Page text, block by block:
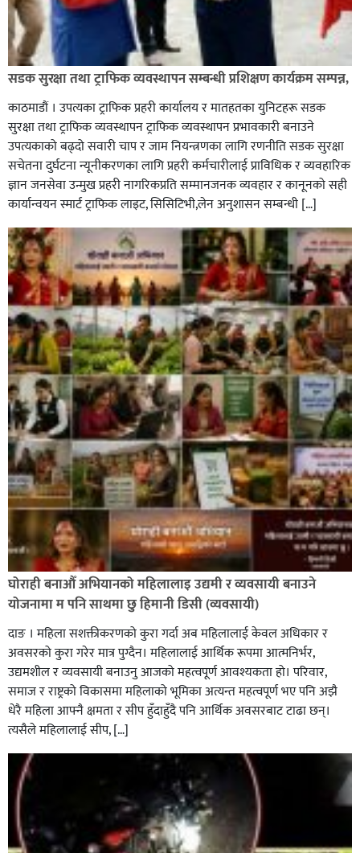
ग्यासमा कालोबजारी गरेको जनगुनासो गरेपछि जिल्लाका
सबैजसो डिलरमा प्रशासनले अनुगमन
कपिलवस्तु र अर्घाखाँचीको सिमानाका शिव भाइरल पहाड
लुम्बिनीको नयाँ पर्यटकीय हब बन्दै,
सडक सुरक्षा तथा ट्राफिक व्यवस्थापन सम्बन्धी प्रशिक्षण कार्यक्रम सम्पन्न,
काठमाडौं । उपत्यका ट्राफिक प्रहरी कार्यालय र मातहतका युनिटहरू सडक
सुरक्षा तथा ट्राफिक व्यवस्थापन ट्राफिक व्यवस्थापन प्रभावकारी बनाउने
उपत्यकाको बढ्दो सवारी चाप र जाम नियन्त्रणका लागि रणनीति सडक सुरक्षा
सचेतना दुर्घटना न्यूनीकरणका लागि प्रहरी कर्मचारीलाई प्राविधिक र व्यवहारिक
ज्ञान जनसेवा उन्मुख प्रहरी नागरिकप्रति सम्मानजनक व्यवहार र कानूनको सही
कार्यान्वयन स्मार्ट ट्राफिक लाइट, सिसिटिभी,लेन अनुशासन सम्बन्धी […]
घोराही बनाऔँ अभियानको महिलालाइ उद्यमी र व्यवसायी बनाउने
योजनामा म पनि साथमा छु हिमानी डिसी (व्यवसायी)
दाङ । महिला सशक्तीकरणको कुरा गर्दा अब महिलालाई केवल अधिकार र
अवसरको कुरा गरेर मात्र पुग्दैन। महिलालाई आर्थिक रूपमा आत्मनिर्भर,
उद्यमशील र व्यवसायी बनाउनु आजको महत्वपूर्ण आवश्यकता हो। परिवार,
समाज र राष्ट्रको विकासमा महिलाको भूमिका अत्यन्त महत्वपूर्ण भए पनि अझै
धेरै महिला आफ्नै क्षमता र सीप हुँदाहुँदै पनि आर्थिक अवसरबाट टाढा छन्।
त्यसैले महिलालाई सीप, […]